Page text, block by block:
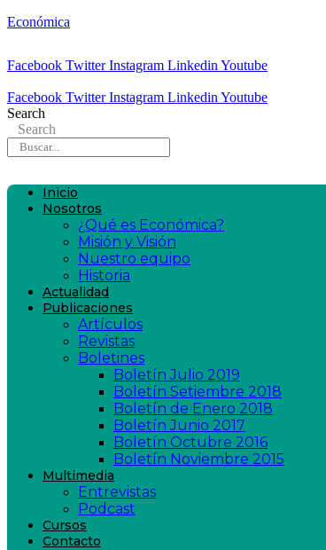
Económica
Facebook Twitter Instagram Linkedin Youtube
Facebook Twitter Instagram Linkedin Youtube
Search
Search
Inicio
Nosotros
¿Qué es Económica?
Misión y Visión
Nuestro equipo
Historia
Actualidad
Publicaciones
Artículos
Revistas
Boletines
Boletín Julio 2019
Boletín Setiembre 2018
Boletín de Enero 2018
Boletín Junio 2017
Boletín Octubre 2016
Boletín Noviembre 2015
Multimedia
Entrevistas
Podcast
Cursos
Contacto